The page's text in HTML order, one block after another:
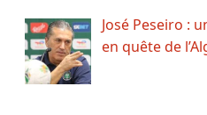
José Peseiro :
en quête de